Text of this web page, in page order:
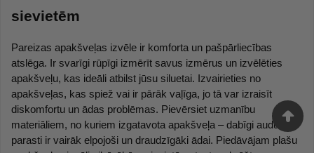
sievietēm
Pareizas apakšveļas izvēle ir komforta un pašpārliecības
atslēga. Ir svarīgi rūpīgi izmērīt savus izmērus un izvēlēties
apakšveļu, kas ideāli atbilst jūsu siluetai. Izvairieties no
apakšveļas, kas spiež vai ir pārāk vaļīga, jo tā var izraisīt
diskomfortu un ādas problēmas. Pievērsiet uzmanību
materiāliem, no kuriem izgatavota apakšveļa – dabīgi audumi
parasti ir vairāk elpojoši un draudzīgāki ādai. Piedāvājam plašu